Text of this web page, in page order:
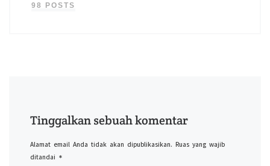
98 POSTS
Tinggalkan sebuah komentar
Alamat email Anda tidak akan dipublikasikan. Ruas yang wajib
ditandai *